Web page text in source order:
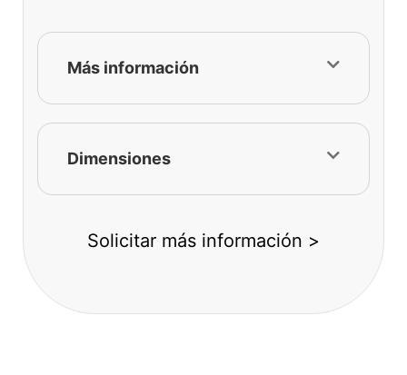
Más información
Dimensiones
Solicitar más información >